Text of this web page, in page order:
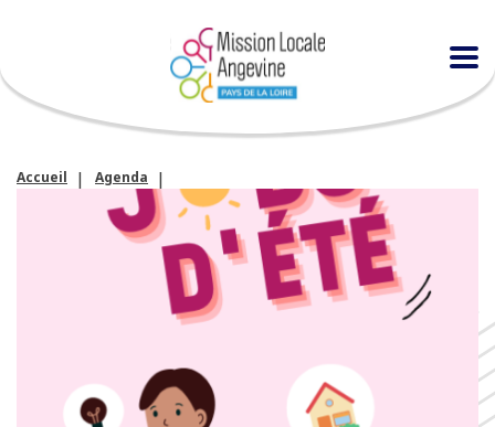
Accueil
Agenda
Les jobs d’été avec la MLA à Loire-Authion